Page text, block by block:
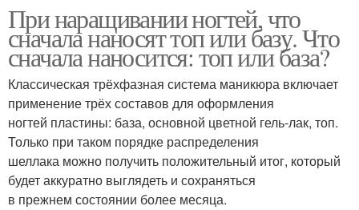
При наращивании ногтей, что
сначала наносят топ или базу. Что
сначала наносится: топ или база?
Классическая трёхфазная система маникюра включает
применение трёх составов для оформления
ногтей пластины: база, основной цветной гель-лак, топ.
Только при таком порядке распределения
шеллака можно получить положительный итог, который
будет аккуратно выглядеть и сохраняться
в прежнем состоянии более месяца.